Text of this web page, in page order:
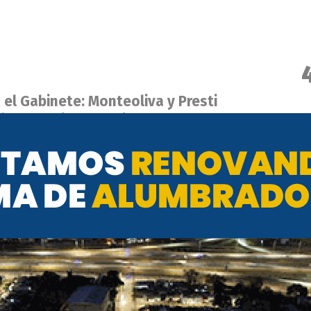
el Gabinete: Monteoliva y Presti
22 DE NOVIEMBRE DE 2025
cerraron el "Curso Avanzado en
el Narcotráfico"